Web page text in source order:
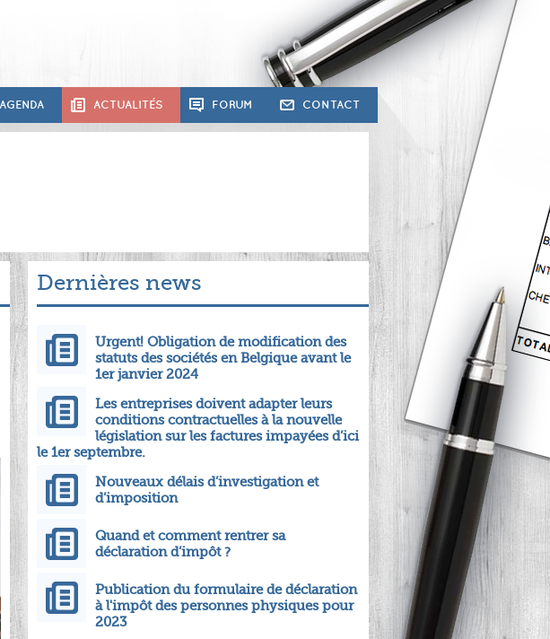
AGENDA ACTUALITÉS FORUM CONTACT
Dernières news
Urgent! Obligation de modification des
statuts des sociétés en Belgique avant le
1er janvier 2024
Les entreprises doivent adapter leurs
conditions contractuelles à la nouvelle
législation sur les factures impayées d’ici
le 1er septembre.
Nouveaux délais d’investigation et
d’imposition
Quand et comment rentrer sa
déclaration d’impôt ?
Publication du formulaire de déclaration
à l'impôt des personnes physiques pour
2023